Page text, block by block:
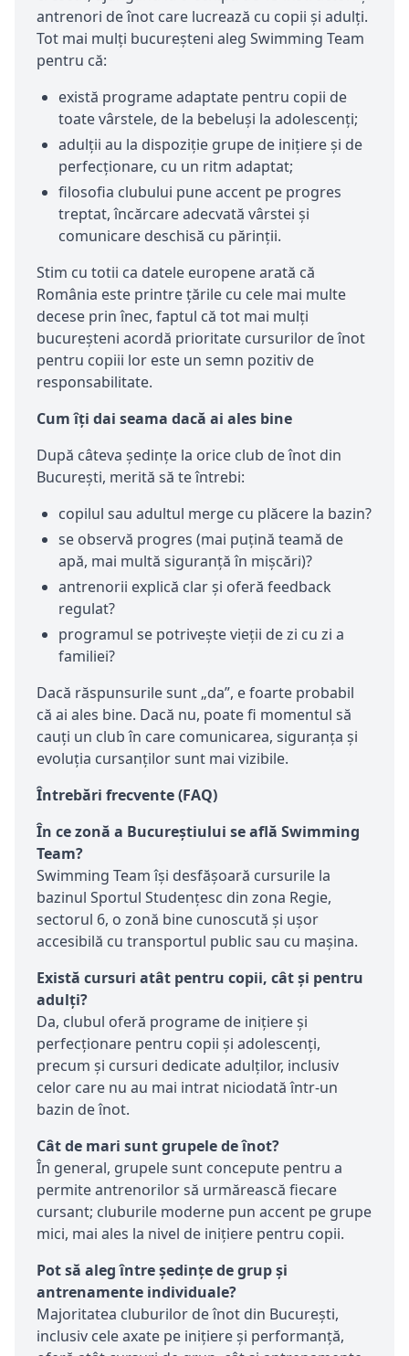
antrenori de înot care lucrează cu copii și adulți.
Tot mai mulți bucureșteni aleg Swimming Team
pentru că:
există programe adaptate pentru copii de
toate vârstele, de la bebeluși la adolescenți;
adulții au la dispoziție grupe de inițiere și de
perfecționare, cu un ritm adaptat;
filosofia clubului pune accent pe progres
treptat, încărcare adecvată vârstei și
comunicare deschisă cu părinții.
Stim cu totii ca datele europene arată că
România este printre țările cu cele mai multe
decese prin înec, faptul că tot mai mulți
bucureșteni acordă prioritate cursurilor de înot
pentru copiii lor este un semn pozitiv de
responsabilitate.
Cum îți dai seama dacă ai ales bine
După câteva ședințe la orice club de înot din
București, merită să te întrebi:
copilul sau adultul merge cu plăcere la bazin?
se observă progres (mai puțină teamă de
apă, mai multă siguranță în mișcări)?
antrenorii explică clar și oferă feedback
regulat?
programul se potrivește vieții de zi cu zi a
familiei?
Dacă răspunsurile sunt „da”, e foarte probabil
că ai ales bine. Dacă nu, poate fi momentul să
cauți un club în care comunicarea, siguranța și
evoluția cursanților sunt mai vizibile.
Întrebări frecvente (FAQ)
În ce zonă a Bucureștiului se află Swimming
Team?
Swimming Team își desfășoară cursurile la
bazinul Sportul Studențesc din zona Regie,
sectorul 6, o zonă bine cunoscută și ușor
accesibilă cu transportul public sau cu mașina.
Există cursuri atât pentru copii, cât și pentru
adulți?
Da, clubul oferă programe de inițiere și
perfecționare pentru copii și adolescenți,
precum și cursuri dedicate adulților, inclusiv
celor care nu au mai intrat niciodată într‑un
bazin de înot.
Cât de mari sunt grupele de înot?
În general, grupele sunt concepute pentru a
permite antrenorilor să urmărească fiecare
cursant; cluburile moderne pun accent pe grupe
mici, mai ales la nivel de inițiere pentru copii.
Pot să aleg între ședințe de grup și
antrenamente individuale?
Majoritatea cluburilor de înot din București,
inclusiv cele axate pe inițiere și performanță,